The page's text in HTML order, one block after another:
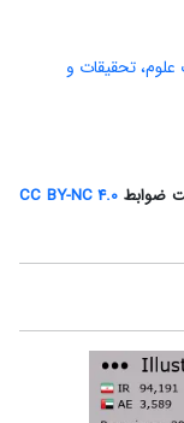
تحقیقات و
ضوابط CC BY-NC 4.0